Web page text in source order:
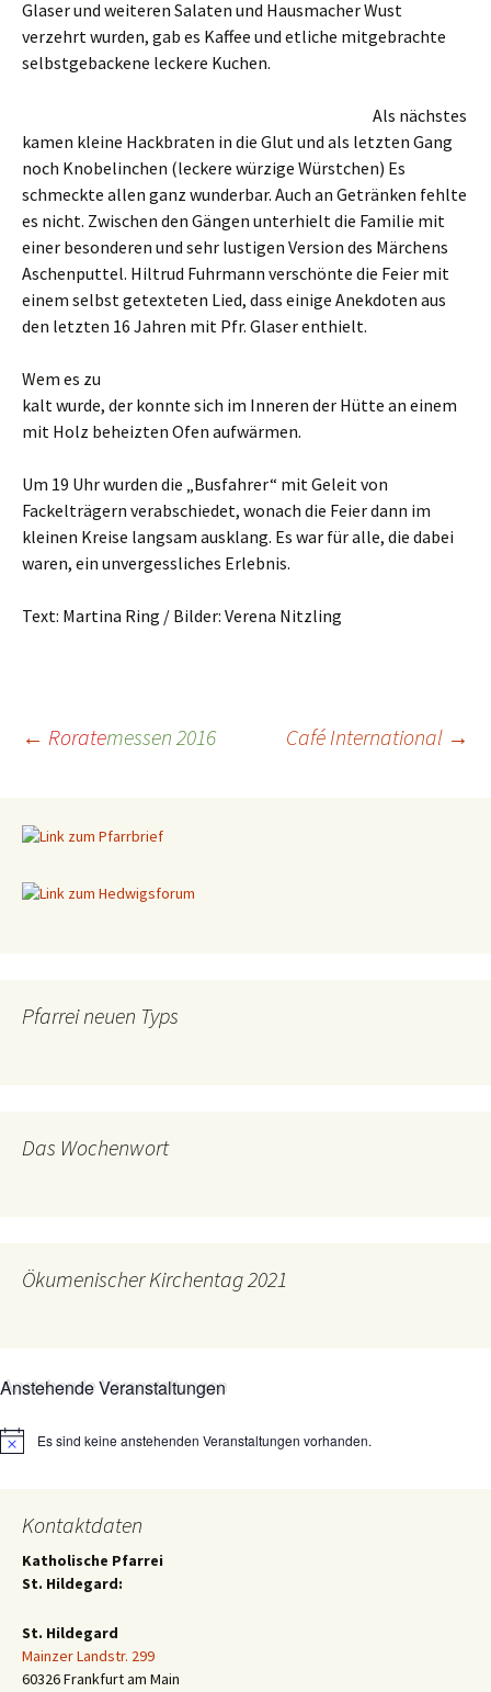
Glaser und weiteren Salaten und Hausmacher Wust
verzehrt wurden, gab es Kaffee und etliche mitgebrachte
selbstgebackene leckere Kuchen.
Als nächstes
kamen kleine Hackbraten in die Glut und als letzten Gang
noch Knobelinchen (leckere würzige Würstchen) Es
schmeckte allen ganz wunderbar. Auch an Getränken fehlte
es nicht. Zwischen den Gängen unterhielt die Familie mit
einer besonderen und sehr lustigen Version des Märchens
Aschenputtel. Hiltrud Fuhrmann verschönte die Feier mit
einem selbst getexteten Lied, dass einige Anekdoten aus
den letzten 16 Jahren mit Pfr. Glaser enthielt.
Wem es zu
kalt wurde, der konnte sich im Inneren der Hütte an einem
mit Holz beheizten Ofen aufwärmen.
Um 19 Uhr wurden die „Busfahrer“ mit Geleit von
Fackelträgern verabschiedet, wonach die Feier dann im
kleinen Kreise langsam ausklang. Es war für alle, die dabei
waren, ein unvergessliches Erlebnis.
Text: Martina Ring / Bilder: Verena Nitzling
← Roratemessen 2016 Café International →
Pfarrei neuen Typs
Das Wochenwort
Ökumenischer Kirchentag 2021
Anstehende Veranstaltungen
HinweisEs sind keine anstehenden Veranstaltungen vorhanden.
Kontaktdaten
Katholische Pfarrei
St. Hildegard:
St. Hildegard
Mainzer Landstr. 299
60326 Frankfurt am Main